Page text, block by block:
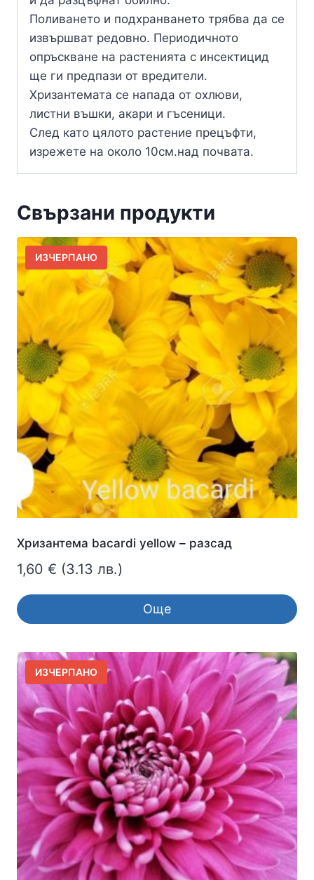
Поливането и подхранването трябва да се
извършват редовно. Периодичното
опръскване на растенията с инсектицид
ще ги предпази от вредители.
Хризантемата се напада от охлюви,
листни въшки, акари и гъсеници.
След като цялото растение прецъфти,
изрежете на около 10см.над почвата.
Свързани продукти
ИЗЧЕРПАНО
Хризантема bacardi yellow – разсад
1,60 € (3.13 лв.)
Още
ИЗЧЕРПАНО